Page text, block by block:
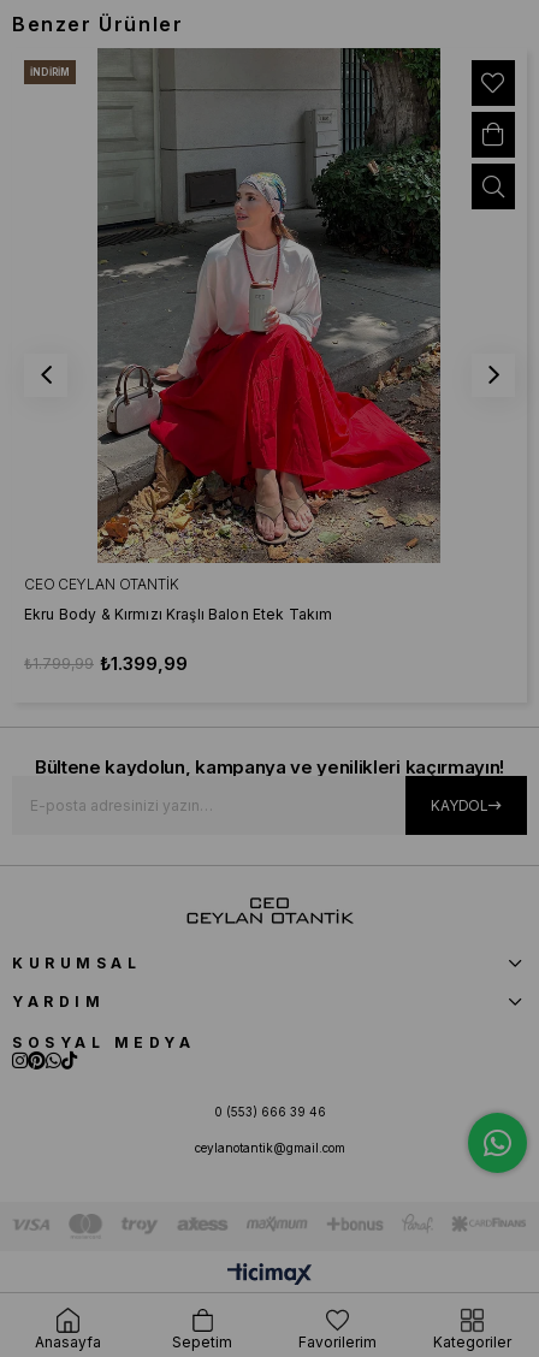
Benzer Ürünler
CEO CEYLAN OTANTIK
Ekru Body & Kırmızı Kraşlı Balon Etek Takım
₺1.399,99
₺1.799,99
İNDIRIM
Bültene kaydolun, kampanya ve yenilikleri kaçırmayın!
KAYDOL
KURUMSAL
YARDIM
SOSYAL MEDYA
0 (553) 666 39 46
ceylanotantik@gmail.com
Anasayfa Sepetim Favorilerim Kategoriler